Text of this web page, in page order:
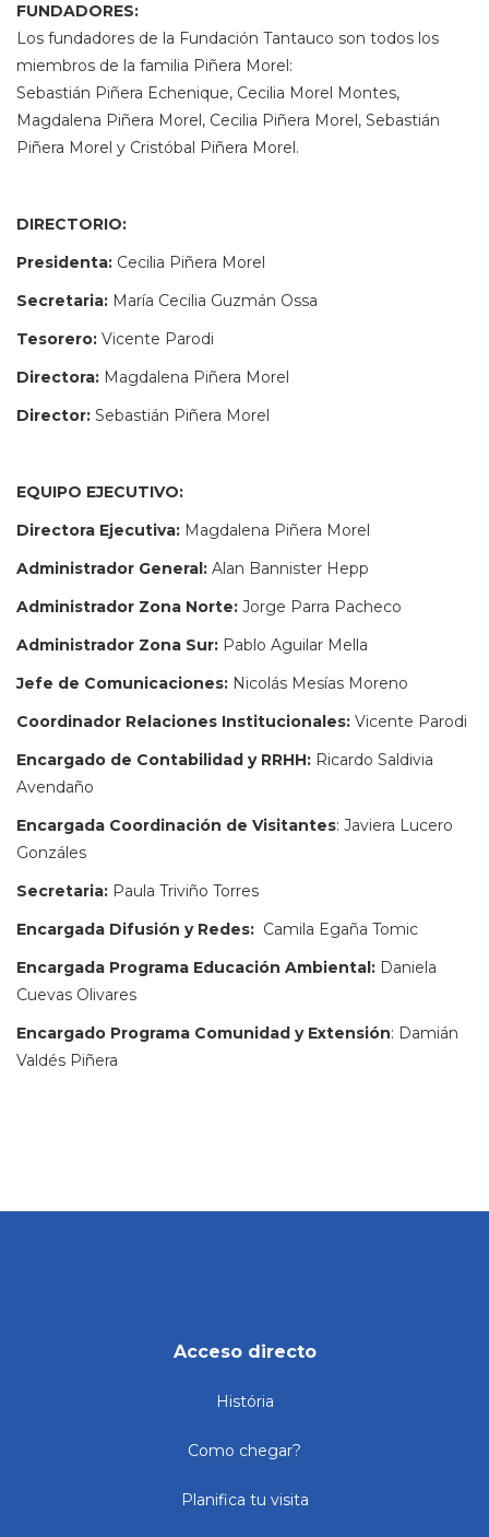
FUNDADORES:
Los fundadores de la Fundación Tantauco son todos los
miembros de la familia Piñera Morel:
Sebastián Piñera Echenique, Cecilia Morel Montes,
Magdalena Piñera Morel, Cecilia Piñera Morel, Sebastián
Piñera Morel y Cristóbal Piñera Morel.
DIRECTORIO:
Presidenta: Cecilia Piñera Morel
Secretaria: María Cecilia Guzmán Ossa
Tesorero: Vicente Parodi
Directora: Magdalena Piñera Morel
Director: Sebastián Piñera Morel
EQUIPO EJECUTIVO:
Directora Ejecutiva: Magdalena Piñera Morel
Administrador General: Alan Bannister Hepp
Administrador Zona Norte: Jorge Parra Pacheco
Administrador Zona Sur: Pablo Aguilar Mella
Jefe de Comunicaciones: Nicolás Mesías Moreno
Coordinador Relaciones Institucionales: Vicente Parodi
Encargado de Contabilidad y RRHH: Ricardo Saldivia
Avendaño
Encargada Coordinación de Visitantes: Javiera Lucero
Gonzáles
Secretaria: Paula Triviño Torres
Encargada Difusión y Redes: Camila Egaña Tomic
Encargada Programa Educación Ambiental: Daniela
Cuevas Olivares
Encargado Programa Comunidad y Extensión: Damián
Valdés Piñera
Acceso directo
História
Como chegar?
Planifica tu visita